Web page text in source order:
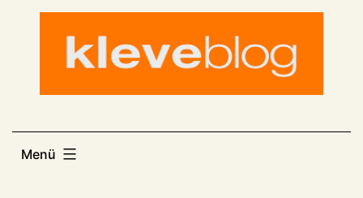
Menü